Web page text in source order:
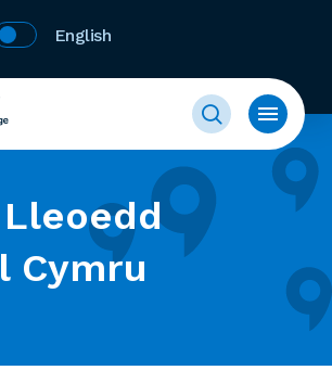
English
Cymru